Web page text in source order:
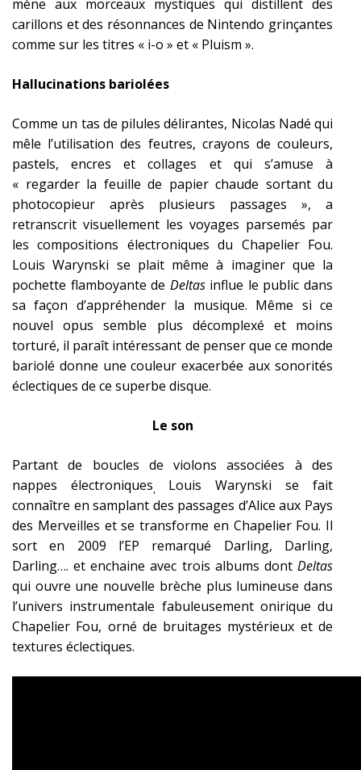
mène aux morceaux mystiques qui distillent des
carillons et des résonnances de Nintendo grinçantes
comme sur les titres « i-o » et « Pluism ».
Hallucinations bariolées
Comme un tas de pilules délirantes, Nicolas Nadé qui
mêle l’utilisation des feutres, crayons de couleurs,
pastels, encres et collages et qui s’amuse à
« regarder la feuille de papier chaude sortant du
photocopieur après plusieurs passages », a
retranscrit visuellement les voyages parsemés par
les compositions électroniques du Chapelier Fou.
Louis Warynski se plait même à imaginer que la
pochette flamboyante de Deltasinflue le public dans
sa façon d’appréhender la musique. Même si ce
nouvel opus semble plus décomplexé et moins
torturé, il paraît intéressant de penser que ce monde
bariolé donne une couleur exacerbée aux sonorités
éclectiques de ce superbe disque.
Le son
Partant de boucles de violons associées à des
nappes électroniques, Louis Warynski se fait
connaître en samplant des passages d’Alice aux Pays
des Merveilles et se transforme en Chapelier Fou. Il
sort en 2009 l’EP remarqué Darling, Darling,
Darling…. et enchaine avec trois albums dont Deltas
qui ouvre une nouvelle brèche plus lumineuse dans
l’univers instrumentale fabuleusement onirique du
Chapelier Fou, orné de bruitages mystérieux et de
textures éclectiques.